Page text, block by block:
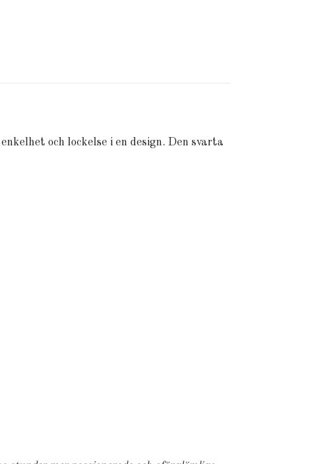
och lockelse i en design. Den svarta